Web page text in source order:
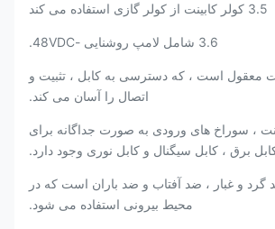
3.5 کولر کابینت از کولر گازی استفاده می کند
3.6 شامل لامپ روشنایی -48VDC.
معقول است ، که دسترسی به کابل ، تثبیت و
اتصال را آسان می کند.
، سوراخ های ورودی به صورت جداگانه برای
برق ، کابل سیگنال و کابل نوری وجود دارد.
ضد گرد و غبار ، ضد آفتاب و ضد باران است که در
محیط بیرونی استفاده می شود.